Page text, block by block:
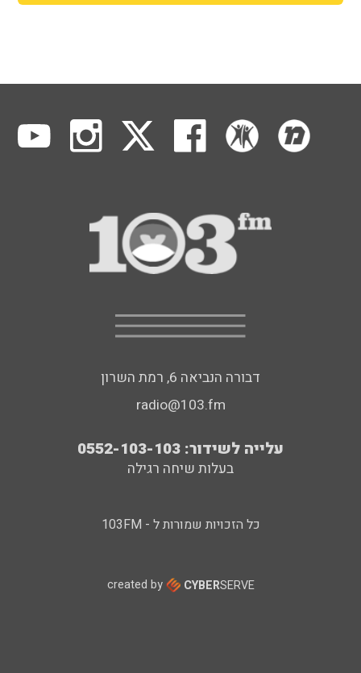
דבורה הנביאה 6, רמת השרון
radio@103.fm
עלייה לשידור: 0552-103-103
בעלות שיחה רגילה
כל הזכויות שמורות ל - 103FM
created by CYBERSERVE